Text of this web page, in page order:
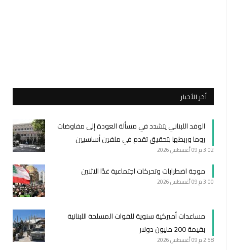
أخر الأخبار
الوفد اللبناني يتشدد في مسألة العودة إلى مفاوضات
روما وربطها بتحقيق تقدم في ملفين أساسيين
3:02 م 09 أغسطس 2026
موجة اضطرابات وتحركات اجتماعية غدًا الاثنين
3:00 م 09 أغسطس 2026
مساعدات أميركية سنوية للقوات المسلحة اللبنانية
بقيمة 200 مليون دولار
2:58 م 09 أغسطس 2026